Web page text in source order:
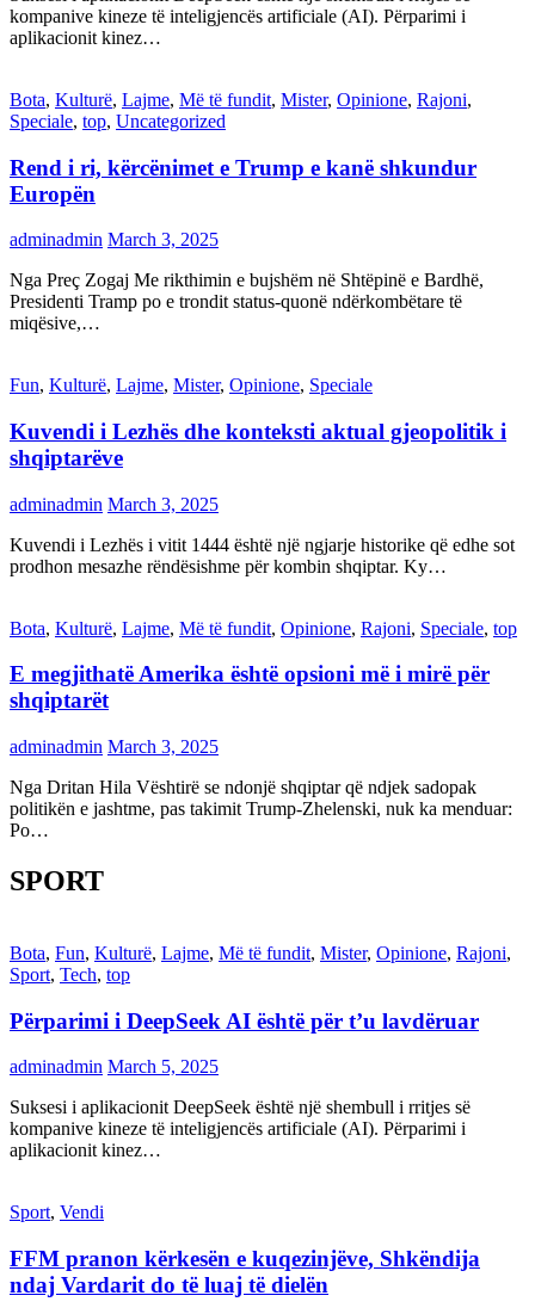
kompanive kineze të inteligjencës artificiale (AI). Përparimi i
aplikacionit kinez…
Bota, Kulturë, Lajme, Më të fundit, Mister, Opinione, Rajoni,
Speciale, top, Uncategorized
Rend i ri, kërcënimet e Trump e kanë shkundur
Europën
adminadmin March 3, 2025
Nga Preç Zogaj Me rikthimin e bujshëm në Shtëpinë e Bardhë,
Presidenti Tramp po e trondit status-quonë ndërkombëtare të
miqësive,…
Fun, Kulturë, Lajme, Mister, Opinione, Speciale
Kuvendi i Lezhës dhe konteksti aktual gjeopolitik i
shqiptarëve
adminadmin March 3, 2025
Kuvendi i Lezhës i vitit 1444 është një ngjarje historike që edhe sot
prodhon mesazhe rëndësishme për kombin shqiptar. Ky…
Bota, Kulturë, Lajme, Më të fundit, Opinione, Rajoni, Speciale, top
E megjithatë Amerika është opsioni më i mirë për
shqiptarët
adminadmin March 3, 2025
Nga Dritan Hila Vështirë se ndonjë shqiptar që ndjek sadopak
politikën e jashtme, pas takimit Trump-Zhelenski, nuk ka menduar:
Po…
SPORT
Bota, Fun, Kulturë, Lajme, Më të fundit, Mister, Opinione, Rajoni,
Sport, Tech, top
Përparimi i DeepSeek AI është për t’u lavdëruar
adminadmin March 5, 2025
Suksesi i aplikacionit DeepSeek është një shembull i rritjes së
kompanive kineze të inteligjencës artificiale (AI). Përparimi i
aplikacionit kinez…
Sport, Vendi
FFM pranon kërkesën e kuqezinjëve, Shkëndija
ndaj Vardarit do të luaj të dielën